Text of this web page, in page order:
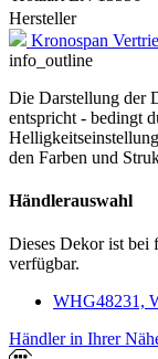
Hersteller
Kronospan
info_outline
Die Darstellung der
entspricht - bedingt
den Farben und
Händlerauswahl
Dieses Dekor ist bei
verfügbar.
WHG48231,
Händler in Ihrer